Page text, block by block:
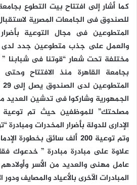
كما أشار إلى افتتاح بيت التطوع
للصندوق فى الجامعات المصرية
المتطوعين فى مجال التوعية
والعمل على جذب متطوعين جدد لدى
بجامعة القاهرة منذ الافتتاح
الجمهورية وشاركوا فى تدشين العديد
الإدارى للدولة بأضرار المخدرات
وتم توعية 200 ألف سائق
عامل مهنى والعديد من الأسر
المبادرات الآخرى بالأعياد والمصايف ودور